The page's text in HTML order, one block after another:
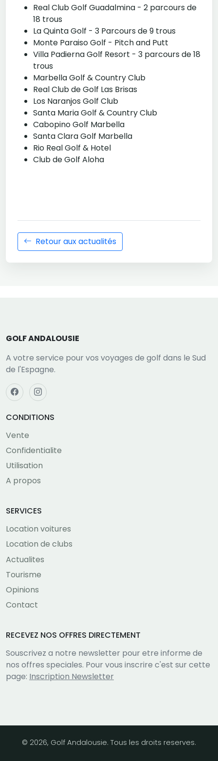
Real Club Golf Guadalmina - 2 parcours de
18 trous
La Quinta Golf - 3 Parcours de 9 trous
Monte Paraiso Golf - Pitch and Putt
Villa Padierna Golf Resort - 3 parcours de 18
trous
Marbella Golf & Country Club
Real Club de Golf Las Brisas
Los Naranjos Golf Club
Santa Maria Golf & Country Club
Cabopino Golf Marbella
Santa Clara Golf Marbella
Rio Real Golf & Hotel
Club de Golf Aloha
Retour aux actualités
GOLF ANDALOUSIE
A votre service pour vos voyages de golf dans le Sud
de l'Espagne.
CONDITIONS
Vente
Confidentialite
Utilisation
A propos
SERVICES
Location voitures
Location de clubs
Actualites
Tourisme
Opinions
Contact
RECEVEZ NOS OFFRES DIRECTEMENT
Souscrivez a notre newsletter pour etre informe de
nos offres speciales. Pour vous inscrire c'est sur cette
page: Inscription Newsletter
© 2026, Golf Andalousie. Tous les droits reserves.